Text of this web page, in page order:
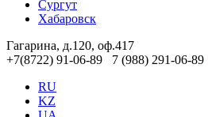
Сургут
Хабаровск
Гагарина, д.120, оф.417
+7(8722) 91-06-89 7 (988) 291-06-89
RU
KZ